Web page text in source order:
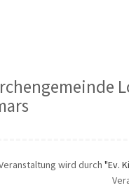
wird durch "Ev.